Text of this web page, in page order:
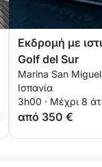
Εκδρομή με
Golf del Sur
Marina San
Ισπανία
3h00 · Μέχρι 8
από 350 €